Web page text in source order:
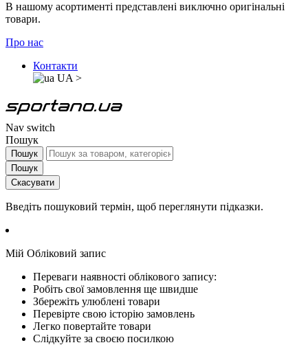
В нашому асортименті представлені виключно оригінальні
товари.
Про нас
Контакти
UA >
Nav switch
Пошук
Пошук
Пошук
Скасувати
Введіть пошуковий термін, щоб переглянути підказки.
Мій Обліковий запис
Переваги наявності облікового запису:
Робіть свої замовлення ще швидше
Збережіть улюблені товари
Перевірте свою історію замовлень
Легко повертайте товари
Слідкуйте за своєю посилкою